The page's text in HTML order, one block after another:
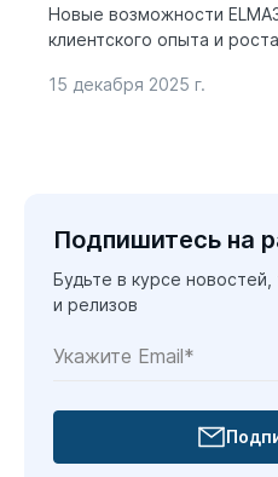
Новые возможности
клиентского опыта и
15 декабря 2025 г.
Подпишитесь на
Будьте в курсе
и релизов